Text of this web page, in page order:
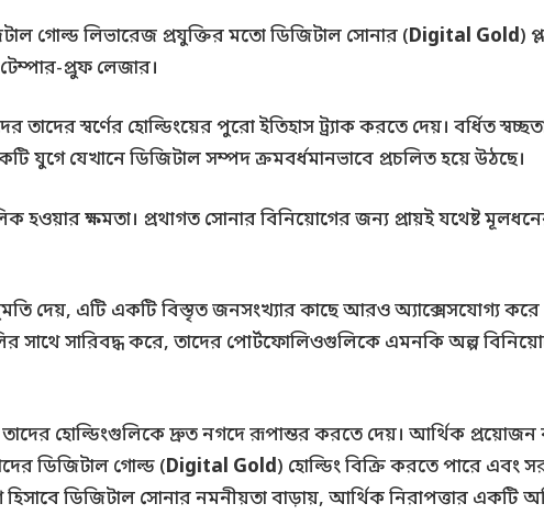
গোল্ড লিভারেজ প্রযুক্তির মতো ডিজিটাল সোনার (Digital Gold)
প্রুফ লেজার।
স্বর্ণের হোল্ডিংয়ের পুরো ইতিহাস ট্র্যাক করতে দেয়। বর্ধিত
যুগে যেখানে ডিজিটাল সম্পদ ক্রমবর্ধমানভাবে প্রচলিত হয়ে উঠছে।
হওয়ার ক্ষমতা। প্রথাগত সোনার বিনিয়োগের জন্য প্রায়ই যথেষ্ট
দেয়, এটি একটি বিস্তৃত জনসংখ্যার কাছে আরও অ্যাক্সেসযোগ্য
সারিবদ্ধ করে, তাদের পোর্টফোলিওগুলিকে এমনকি অল্প
হোল্ডিংগুলিকে দ্রুত নগদে রূপান্তর করতে দেয়। আর্থিক প্রয়োজন
ডিজিটাল গোল্ড (Digital Gold) হোল্ডিং বিক্রি করতে পারে এবং
ডিজিটাল সোনার নমনীয়তা বাড়ায়, আর্থিক নিরাপত্তার একটি